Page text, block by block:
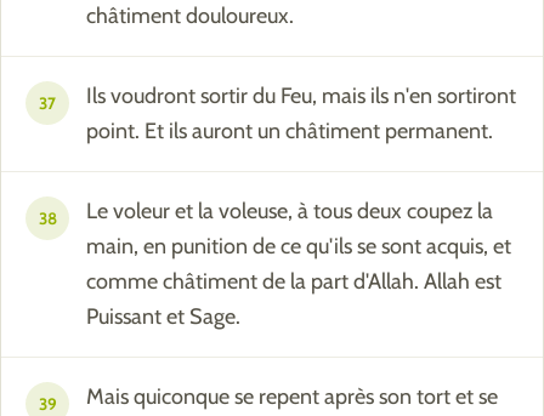
châtiment douloureux.
37
Ils voudront sortir du Feu, mais ils n'en sortiront
point. Et ils auront un châtiment permanent.
38
Le voleur et la voleuse, à tous deux coupez la
main, en punition de ce qu'ils se sont acquis, et
comme châtiment de la part d'Allah. Allah est
Puissant et Sage.
39
Mais quiconque se repent après son tort et se